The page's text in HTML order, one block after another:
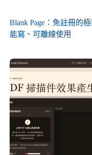
Blank Page：免註冊的
能寫、可離線使用